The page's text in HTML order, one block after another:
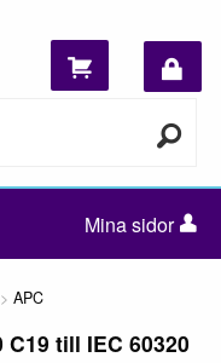
Mina sidor
APC
till IEC 60320